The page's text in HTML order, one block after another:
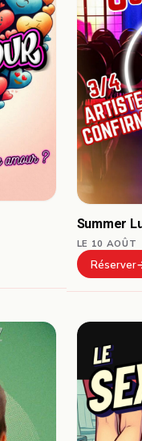
Summer
LE 10 AOÛT
Réserver